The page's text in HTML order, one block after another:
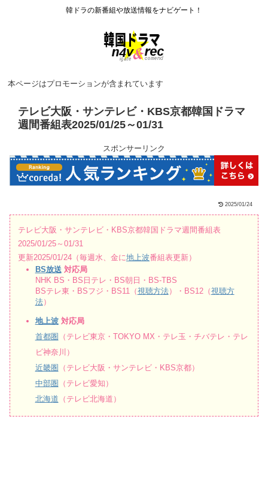
韓ドラの新番組や放送情報をナビゲート！
本ページはプロモーションが含まれています
テレビ大阪・サンテレビ・KBS京都韓国ドラマ
週間番組表2025/01/25～01/31
スポンサーリンク
2025/01/24
テレビ大阪・サンテレビ・KBS京都韓国ドラマ週間番組表
2025/01/25～01/31
更新2025/01/24（毎週水、金に地上波番組表更新）
BS放送 対応局
NHK BS・BS日テレ・BS朝日・BS-TBS
BSテレ東・BSフジ・BS11（視聴方法）・BS12（視聴方
法）
地上波対応局
首都圏 （テレビ東京・TOKYO MX・テレ玉・チバテレ・テレ
ビ神奈川）
近畿圏 （テレビ大阪・サンテレビ・KBS京都）
中部圏 （テレビ愛知）
北海道 （テレビ北海道）